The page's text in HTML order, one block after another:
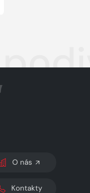
SVĚTLÝ/TMAVÝ REŽIM
O nás
Kontakty